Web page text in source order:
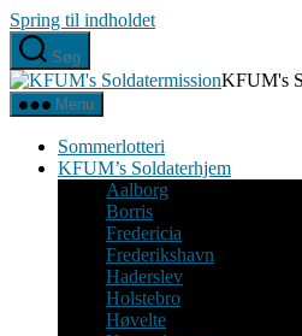
Spring til indholdet
Søg
KFUM's
Menu
Sommerlotteri
KFUM’s Soldaterhjem
Aalborg
Borris
Fredericia
Frederikshavn
Haderslev
Holstebro
Høvelte